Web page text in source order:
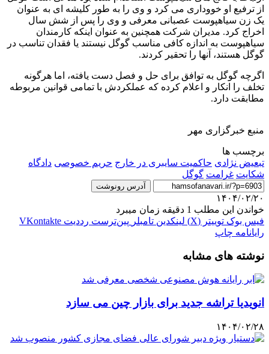
از ترفیع او خووداری می کرد و وی را به طور کلیشه ای به عنوان
یک زن سیاهپوست عصبانی معرفی و وی را پس از شش سال
اخراج کرد. مدیران شرکت همچنین به عنوان اینکه کارمندان
سیاهپوست به اندازه کافی مناسب گوگل نیستند یا فقدان تناسب در
گوگل هستند، آنها را تحقیر کردند.
اگرچه گوگل به توافق برای حل و فصل دست یافته، اما هرگونه
تخلف را انکار و اعلام کرده که عملکردش با تمامی قوانین مربوطه
مطابقت دارد.
منبع خبرگزاری مهر
برچسب ها
تبعیض نژادی حاکمیت سایبری در خارج حریم خصوصی دادگاه
شکایت غرامت گوگل
آدرس رونوشت
۱۴۰۴/۰۲/۲۰
خواندن این مطلب 1 دقیقه زمان میبرد
فیس بوک توییتر (X) لینکدین ‫تامبلر ‫پین‌ترست ‫رددیت ‫VKontakte
رایانامه چاپ
نوشته های مشابه
انویدیا تراشه جدید برای بازار چین می سازد
۱۴۰۴/۰۲/۲۸